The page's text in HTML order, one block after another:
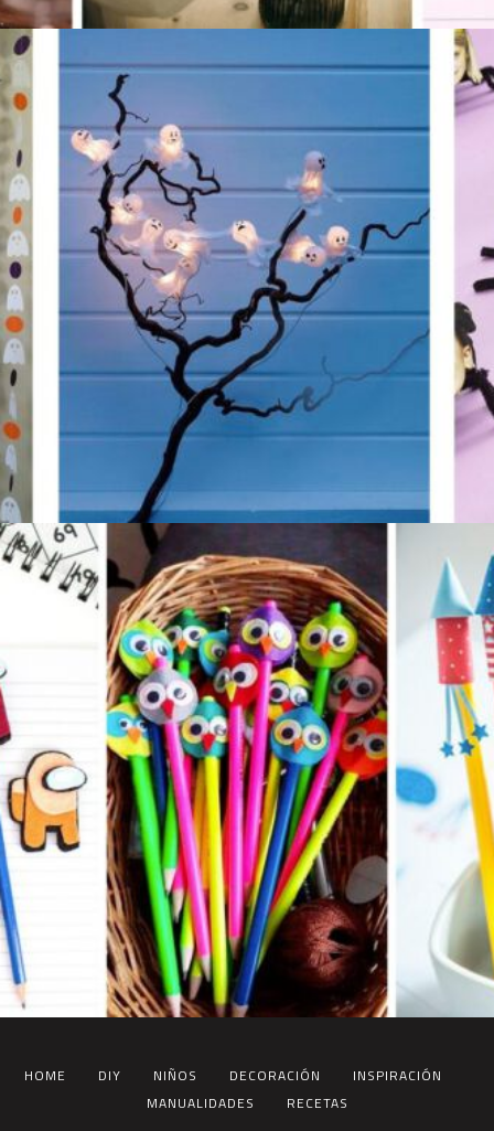
HOME DIY NIÑOS DECORACIÓN
INSPIRACIÓN
MANUALIDADES
RECETAS